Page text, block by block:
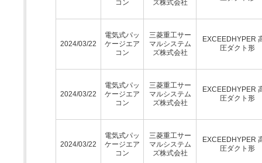
コン
ズ株式会社
2024/03/22
電気式パッ
ケージエア
コン
三菱重工サー
マルシステム
ズ株式会社
EXCEEDHYPER
圧ダクト形
2024/03/22
電気式パッ
ケージエア
コン
三菱重工サー
マルシステム
ズ株式会社
EXCEEDHYPER
圧ダクト形
2024/03/22
電気式パッ
ケージエア
コン
三菱重工サー
マルシステム
ズ株式会社
EXCEEDHYPER
圧ダクト形